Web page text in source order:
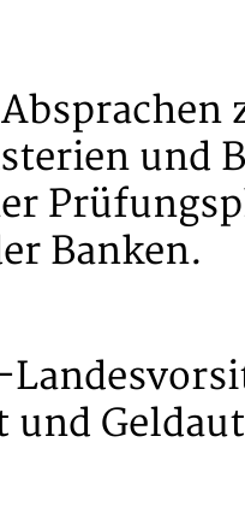
und
Banken.
und